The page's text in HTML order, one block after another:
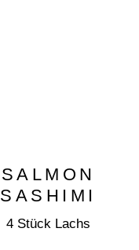
SALMON
SASHIMI
4 Stück Lachs